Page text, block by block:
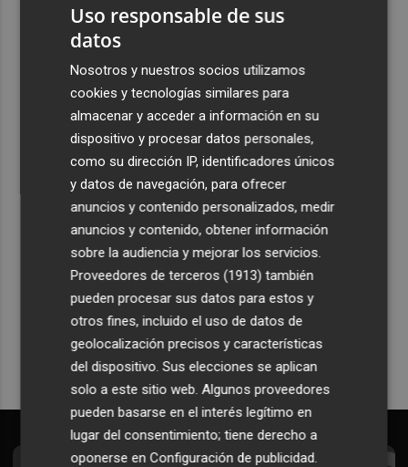
exporta a África: Marruecos, el primer destino
La Región de Murcia celebra la Semana de la Juventud
con cinco días de actividades
El coste de la vivienda: 1.338 € netos al mes, el salario
mínimo para poder comprar una vivienda en Castellón
Recibe toda la actualidad de
Plaza Podcast en tu correo
Quiero suscribirme
Uso responsable de sus
datos
Nosotros y nuestros socios utilizamos
cookies y tecnologías similares para
almacenar y acceder a información en su
dispositivo y procesar datos personales,
como su dirección IP, identificadores únicos
y datos de navegación, para ofrecer
anuncios y contenido personalizados, medir
anuncios y contenido, obtener información
sobre la audiencia y mejorar los servicios.
Proveedores de terceros (1913) también
pueden procesar sus datos para estos y
otros fines, incluido el uso de datos de
geolocalización precisos y características
del dispositivo. Sus elecciones se aplican
solo a este sitio web. Algunos proveedores
pueden basarse en el interés legítimo en
lugar del consentimiento; tiene derecho a
oponerse enConfiguración de publicidad.